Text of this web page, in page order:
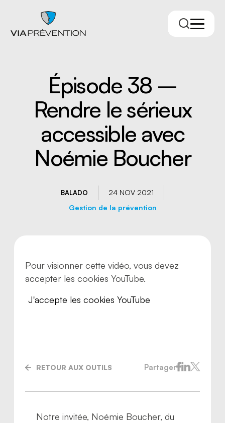
Trouver votre conseiller.ère
Épisode 38 –
Rendre le sérieux
accessible avec
Noémie Boucher
BALADO
24 NOV 2021
Gestion de la prévention
Pour visionner cette vidéo, vous devez
accepter les cookies YouTube.
J'accepte les cookies YouTube
RETOUR AUX OUTILS Partager
Notre invitée, Noémie Boucher, du